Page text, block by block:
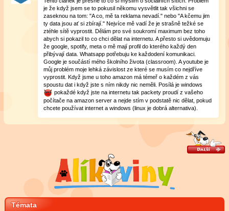
je že když jsem se to pokusil někomu vysvětlit tak všichni se
zaseknou na tom: "A co, mě ta reklama nevadí." nebo "A kčemu jim
ty data jsou ať si zbírají." Nejvíce mě vadí že je strašně težké se
ztéhle sítě vyprostit. Dělám pro své soukromí maximum bez toho
abych si pokazil to co chci dělat na internetu. A přesto si uvědomuju
že google, spotify, meta o mě mají profil do kterého každý den
přibývají data. Whatsapp potřebuju ke každodení komunikaci.
Google je součástí mého školního života (classroom). A youtube je
můj problém moje lehká závislost ze které se musím co nejdříve
vyprostit. Když jsme u toho amazon má témeř o každém z vás
spoustu dat i když jste s ním nikdy nic neměli. Posílá je windows
pokaždé když jste na internetu tak packety proudí z vašeho
počítače na amazon server a nejde stím v podstatě nic dělat, pokud
chcete používat internet a windows (linux je dobrá alternativa).
Témata